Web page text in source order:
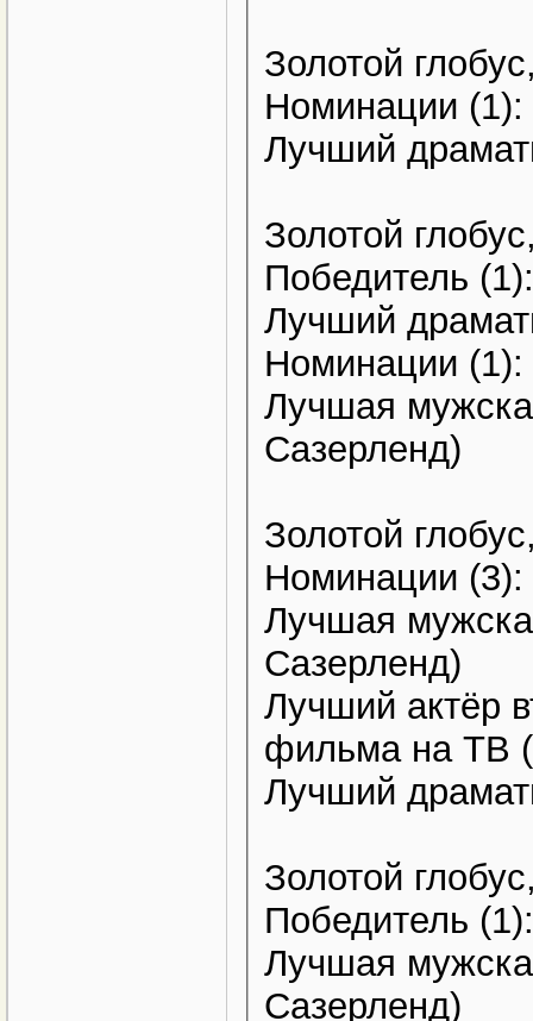
Золотой
Номинации (1):
Лучший
Золотой
Победитель (1):
Лучший
Номинации (1):
Лучшая
Сазерленд)
Золотой
Номинации (3):
Лучшая
Сазерленд)
Лучший актёр
фильма на ТВ
Лучший
Золотой
Победитель (1):
Лучшая
Сазерленд)